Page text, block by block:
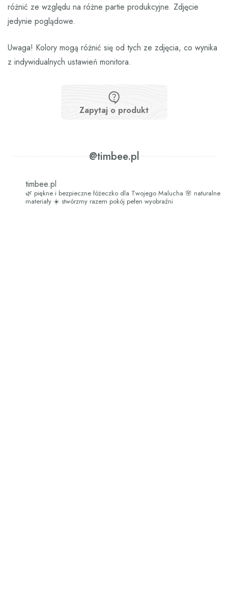
różnić ze względu na różne partie produkcyjne. Zdjęcie
jedynie poglądowe.
Uwaga! Kolory mogą różnić się od tych ze zdjęcia, co wynika
z indywidualnych ustawień monitora.
Zapytaj o produkt
@timbee.pl
timbee.pl
🌿 piękne i bezpieczne łóżeczko dla Twojego Malucha 🌸 naturalne
materiały ☀️ stwórzmy razem pokój pełen wyobraźni